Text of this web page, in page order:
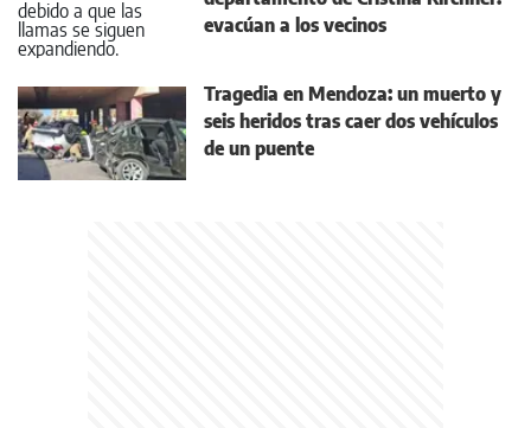
evacúan a los vecinos
Tragedia en Mendoza: un muerto y
seis heridos tras caer dos vehículos
de un puente